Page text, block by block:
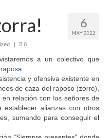
6
MAY 2022
| 0
a un colectivo que
y ofensiva existente en
de caza del raposo (zorro),
relación con los señores de
alianzas con otros
sumando para conseguir el